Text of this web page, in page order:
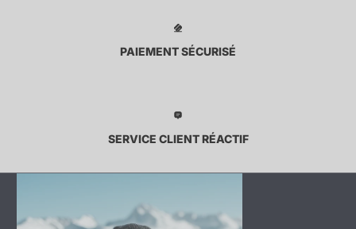
PAIEMENT SÉCURISÉ
SERVICE CLIENT RÉACTIF